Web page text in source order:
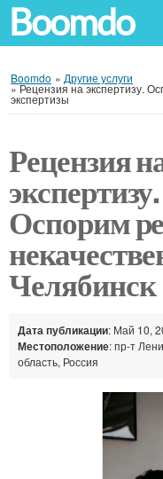
Boomdo
Boomdo » Другие услуги
»Рецензия на экспертизу.
экспертизы
Рецензия
экспертизу.
Оспорим
Челябинск
Дата публикации: Май 10,
Местоположение: пр-т
область, Россия